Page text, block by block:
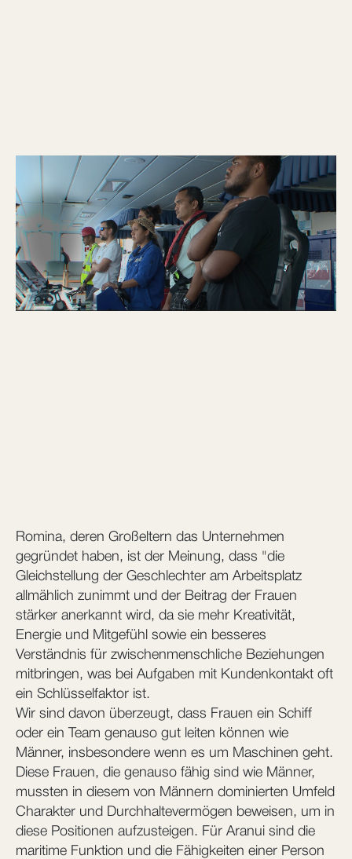
Romina, deren Großeltern das Unternehmen
gegründet haben, ist der Meinung, dass "die
Gleichstellung der Geschlechter am Arbeitsplatz
allmählich zunimmt und der Beitrag der Frauen
stärker anerkannt wird, da sie mehr Kreativität,
Energie und Mitgefühl sowie ein besseres
Verständnis für zwischenmenschliche Beziehungen
mitbringen, was bei Aufgaben mit Kundenkontakt oft
ein Schlüsselfaktor ist.
Wir sind davon überzeugt, dass Frauen ein Schiff
oder ein Team genauso gut leiten können wie
Männer, insbesondere wenn es um Maschinen geht.
Diese Frauen, die genauso fähig sind wie Männer,
mussten in diesem von Männern dominierten Umfeld
Charakter und Durchhaltevermögen beweisen, um in
diese Positionen aufzusteigen. Für Aranui sind die
maritime Funktion und die Fähigkeiten einer Person